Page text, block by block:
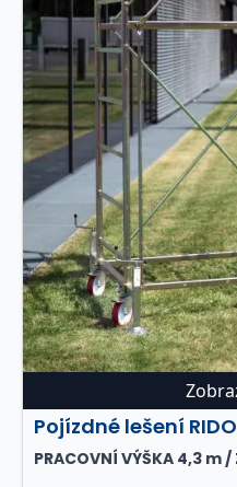
Pojízdné lešení
PRACOVNÍ VÝŠKA 4,3 m